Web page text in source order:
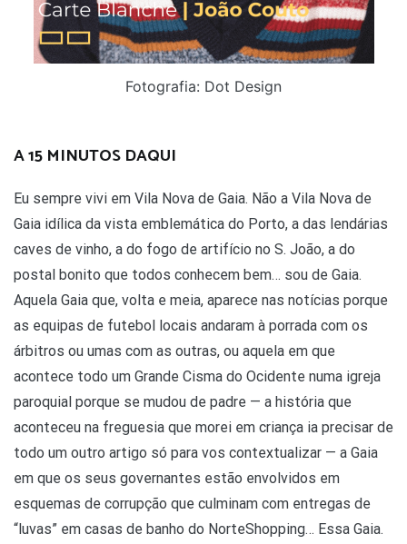
Fotografia: Dot Design
A 15 MINUTOS DAQUI
Eu sempre vivi em Vila Nova de Gaia. Não a Vila Nova de
Gaia idílica da vista emblemática do Porto, a das lendárias
caves de vinho, a do fogo de artifício no S. João, a do
postal bonito que todos conhecem bem… sou de Gaia.
Aquela Gaia que, volta e meia, aparece nas notícias porque
as equipas de futebol locais andaram à porrada com os
árbitros ou umas com as outras, ou aquela em que
acontece todo um Grande Cisma do Ocidente numa igreja
paroquial porque se mudou de padre — a história que
aconteceu na freguesia que morei em criança ia precisar de
todo um outro artigo só para vos contextualizar — a Gaia
em que os seus governantes estão envolvidos em
esquemas de corrupção que culminam com entregas de
“luvas” em casas de banho do NorteShopping… Essa Gaia.